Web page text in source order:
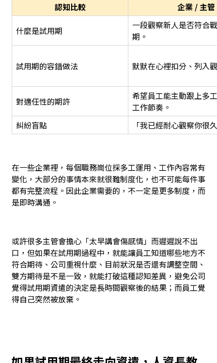
認知比較 企業 / 主管
什麼是試用期
一段觀察新人是否符合
期。
試用期的容錯做法 默默在心裡扣分、列入
對適任性的期許
希望員工能主動跟上多
工作節奏。
糾紛盲點
「我已經耐心觀察你很
在一些企業裡，每個職務崗位採多工運用、工作內容常有
變化，大部分的事情本來就很難制度化，也不可能每件事
都有完整流程。因此企業需要的，不一定是更多制度，而
是即時溝通。
或許很多主管會擔心「太早講會傷感情」而遲遲說不出
口，但如果在試用期過程中，就能讓員工知道哪些地方不
符合期待、公司重視什麼、目前狀況是否還有調整空間、
雙方期待是不是一致，就能打破這種認知差異，避免公司
覺得試用期資遣的決定是長時間觀察後的結果；而員工覺
得自己突然被放棄。